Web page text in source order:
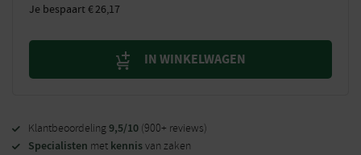
Je bespaart€26,17
IN WINKELWAGEN
Klantbeoordeling9,5/10 (900+ reviews)
Specialisten met kennisvan zaken